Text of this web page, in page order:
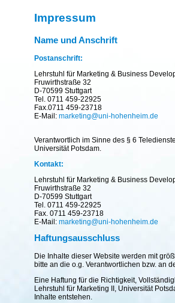
Impressum
Name und Anschrift
Postanschrift:
Lehrstuhl für Marketing & Business
Fruwirthstraße 32
D-70599 Stuttgart
Tel. 0711 459-22925
Fax.0711 459-23718
E-Mail: marketing@uni-hohenheim.de
Verantwortlich im Sinne des § 6
Universität Potsdam.
Kontakt:
Lehrstuhl für Marketing & Business
Fruwirthstraße 32
D-70599 Stuttgart
Tel. 0711 459-22925
Fax. 0711 459-23718
E-Mail: marketing@uni-hohenheim.de
Haftungsausschluss
Die Inhalte dieser Website werden mit
bitte an die o.g. Verantwortlichen bzw. an
Eine Haftung für die Richtigkeit,
Lehrstuhl für Marketing II, Universität
Inhalte entstehen.